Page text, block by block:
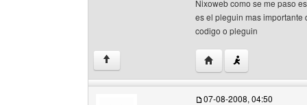
Nixoweb como se me paso
es el pleguin mas
codigo o pleguin
↑ Visitar sitio web del
07-08-2008, 04:50